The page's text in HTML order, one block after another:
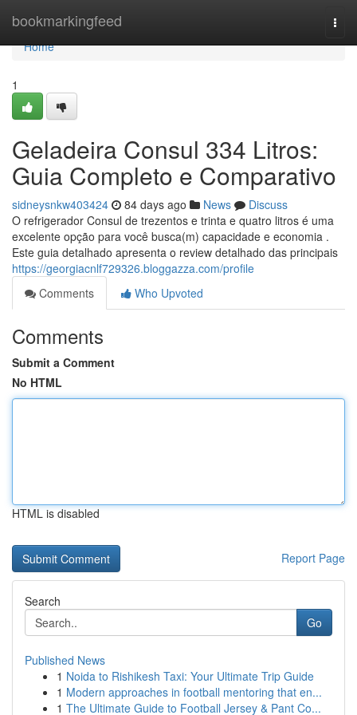
bookmarkingfeed
Home
Home
1
Geladeira Consul 334 Litros:
Guia Completo e Comparativo
sidneysnkw403424 84 days ago News
Discuss
O refrigerador Consul de trezentos e trinta e quatro litros é uma
excelente opção para você busca(m) capacidade e economia .
Este guia detalhado apresenta o review detalhado das principais
https://georgiacnlf729326.bloggazza.com/profile
Comments
Who Upvoted
Comments
Submit a Comment
No HTML
HTML is disabled
Report Page
Search
Go
Published News
1 Noida to Rishikesh Taxi: Your Ultimate Trip Guide
1 Modern approaches in football mentoring that en...
1 The Ultimate Guide to Football Jersey & Pant Co...